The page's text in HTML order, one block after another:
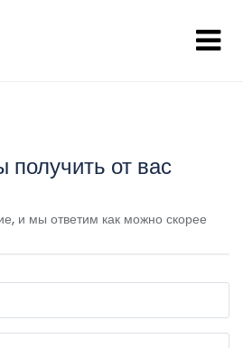
от вас
и мы ответим как можно скорее